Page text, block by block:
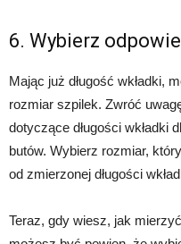
6. Wybierz
Mając już długość wkładki,
rozmiar szpilek. Zwróć
dotyczące długości wkładki
butów. Wybierz rozmiar,
od zmierzonej długości
Teraz, gdy wiesz, jak